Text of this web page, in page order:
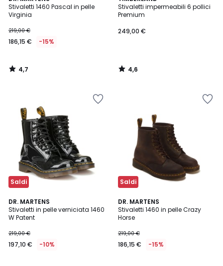
Stivaletti 1460 Pascal in pelle
Virginia
219,00 €
186,15 € -15%
/ 5
4,7
/
Stivaletti impermeabili 6 pollici
Premium
249,00 €
/ 5
4,6
/
Saldi
DR. MARTENS
Stivaletti in pelle verniciata 1460
W Patent
219,00 €
197,10 € -10%
4,5
/ 5
Saldi
DR. MARTENS
Stivaletti 1460 in pelle Crazy
Horse
219,00 €
186,15 € -15%
4,8
/ 5